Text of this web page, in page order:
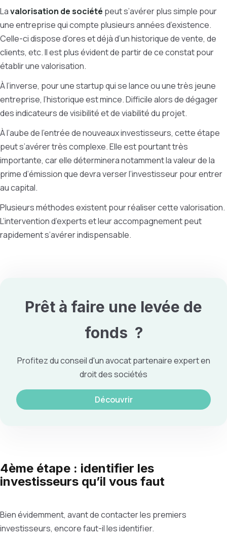
Lavalorisation de société peut s’avérer plus simple pour
une entreprise qui compte plusieurs années d’existence.
Celle-ci dispose d’ores et déjà d’un historique de vente, de
clients, etc. Il est plus évident de partir de ce constat pour
établir une valorisation.
À l’inverse, pour une startup qui se lance ou une très jeune
entreprise, l’historique est mince. Difficile alors de dégager
des indicateurs de visibilité et de viabilité du projet.
À l’aube de l’entrée de nouveaux investisseurs, cette étape
peut s’avérer très complexe. Elle est pourtant très
importante, car elle déterminera notamment la valeur de la
prime d’émission que devra verser l’investisseur pour entrer
au capital.
Plusieurs méthodes existent pour réaliser cette valorisation.
L’intervention d’experts et leur accompagnement peut
rapidement s’avérer indispensable.
Prêt à faire une levée de
fonds ?
Profitez du conseil d'un avocat partenaire expert en
droit des sociétés
Découvrir
4ème étape : identifier les
investisseurs qu’il vous faut
Bien évidemment, avant de contacter les premiers
investisseurs, encore faut-il les identifier.